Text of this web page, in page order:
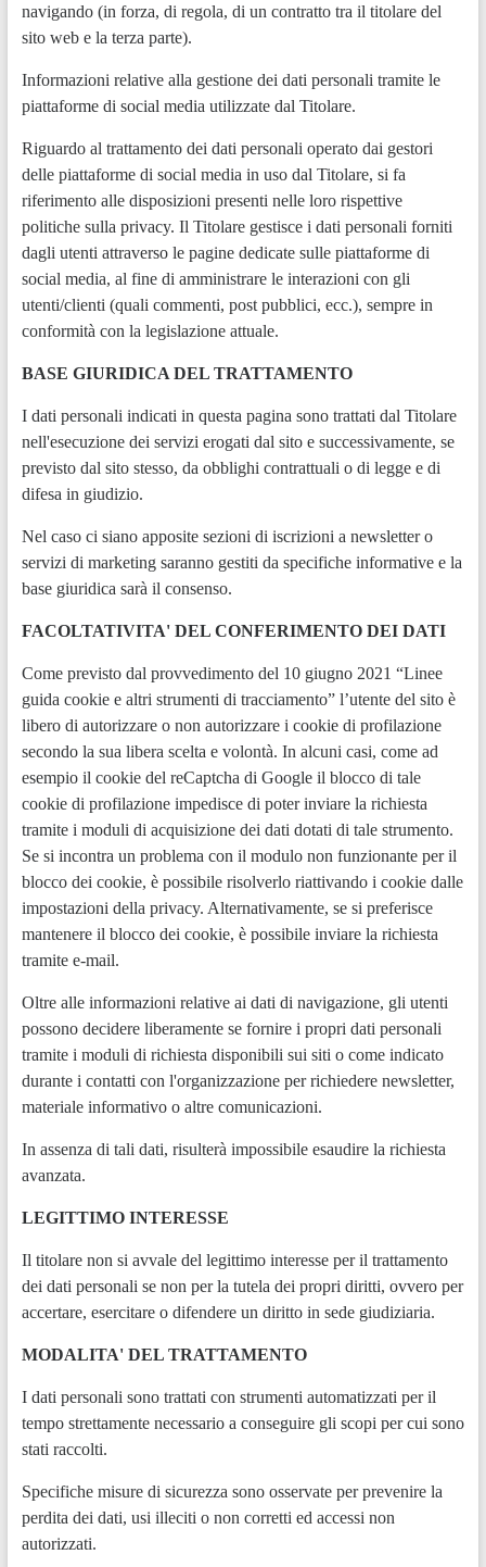
navigando (in forza, di regola, di un contratto tra il titolare del
sito web e la terza parte).
Informazioni relative alla gestione dei dati personali tramite le
piattaforme di social media utilizzate dal Titolare.
Riguardo al trattamento dei dati personali operato dai gestori
delle piattaforme di social media in uso dal Titolare, si fa
riferimento alle disposizioni presenti nelle loro rispettive
politiche sulla privacy. Il Titolare gestisce i dati personali forniti
dagli utenti attraverso le pagine dedicate sulle piattaforme di
social media, al fine di amministrare le interazioni con gli
utenti/clienti (quali commenti, post pubblici, ecc.), sempre in
conformità con la legislazione attuale.
BASE GIURIDICA DEL TRATTAMENTO
I dati personali indicati in questa pagina sono trattati dal Titolare
nell'esecuzione dei servizi erogati dal sito e successivamente, se
previsto dal sito stesso, da obblighi contrattuali o di legge e di
difesa in giudizio.
Nel caso ci siano apposite sezioni di iscrizioni a newsletter o
servizi di marketing saranno gestiti da specifiche informative e la
base giuridica sarà il consenso.
FACOLTATIVITA' DEL CONFERIMENTO DEI DATI
Come previsto dal provvedimento del 10 giugno 2021 “Linee
guida cookie e altri strumenti di tracciamento” l’utente del sito è
libero di autorizzare o non autorizzare i cookie di profilazione
secondo la sua libera scelta e volontà. In alcuni casi, come ad
esempio il cookie del reCaptcha di Google il blocco di tale
cookie di profilazione impedisce di poter inviare la richiesta
tramite i moduli di acquisizione dei dati dotati di tale strumento.
Se si incontra un problema con il modulo non funzionante per il
blocco dei cookie, è possibile risolverlo riattivando i cookie dalle
impostazioni della privacy. Alternativamente, se si preferisce
mantenere il blocco dei cookie, è possibile inviare la richiesta
tramite e-mail.
Oltre alle informazioni relative ai dati di navigazione, gli utenti
possono decidere liberamente se fornire i propri dati personali
tramite i moduli di richiesta disponibili sui siti o come indicato
durante i contatti con l'organizzazione per richiedere newsletter,
materiale informativo o altre comunicazioni.
In assenza di tali dati, risulterà impossibile esaudire la richiesta
avanzata.
LEGITTIMO INTERESSE
Il titolare non si avvale del legittimo interesse per il trattamento
dei dati personali se non per la tutela dei propri diritti, ovvero per
accertare, esercitare o difendere un diritto in sede giudiziaria.
MODALITA' DEL TRATTAMENTO
I dati personali sono trattati con strumenti automatizzati per il
tempo strettamente necessario a conseguire gli scopi per cui sono
stati raccolti.
Specifiche misure di sicurezza sono osservate per prevenire la
perdita dei dati, usi illeciti o non corretti ed accessi non
autorizzati.